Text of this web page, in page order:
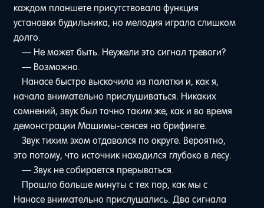
каждом планшете присутствовала функция
установки будильника, но мелодия играла слишком
долго.
— Не может быть. Неужели это сигнал тревоги?
— Возможно.
Нанасе быстро выскочила из палатки и, как я,
начала внимательно прислушиваться. Никаких
сомнений, звук был точно таким же, как и во время
демонстрации Машимы-сенсея на брифинге.
Звук тихим эхом отдавался по округе. Вероятно,
это потому, что источник находился глубоко в лесу.
— Звук не собирается прерываться.
Прошло больше минуты с тех пор, как мы с
Нанасе внимательно прислушались. Два сигнала